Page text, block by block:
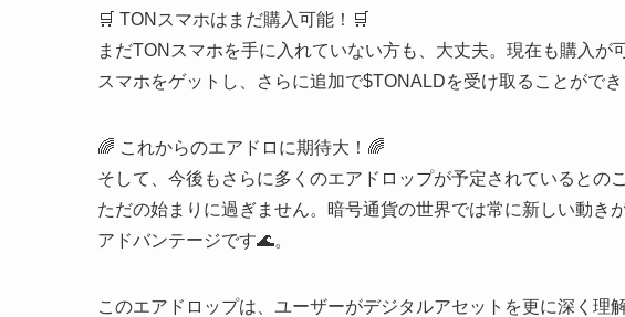
🛒 TONスマホはまだ購入可能！🛒
まだTONスマホを手に入れていない方も、大丈夫。現在も購入
スマホをゲットし、さらに追加で$TONALDを受け取ることができ
🌈 これからのエアドロに期待大！🌈
そして、今後もさらに多くのエアドロップが予定されているとの
ただの始まりに過ぎません。暗号通貨の世界では常に新しい動き
アドバンテージです🌊。
このエアドロップは、ユーザーがデジタルアセットを更に深く理